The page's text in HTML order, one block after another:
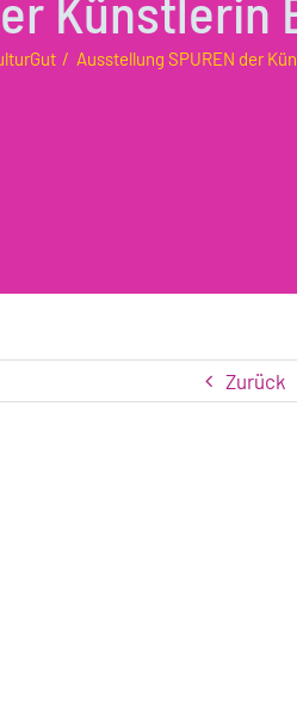
Ausstellung SPUREN der
Zurück